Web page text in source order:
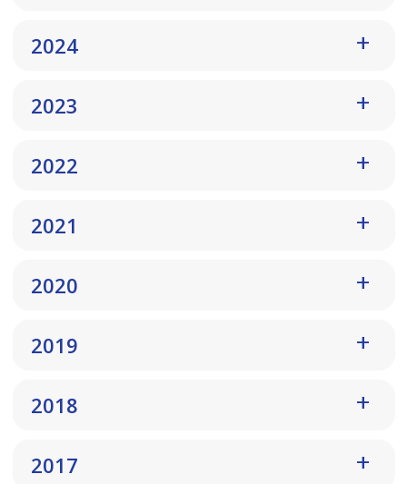
2024
2023
2022
2021
2020
2019
2018
2017